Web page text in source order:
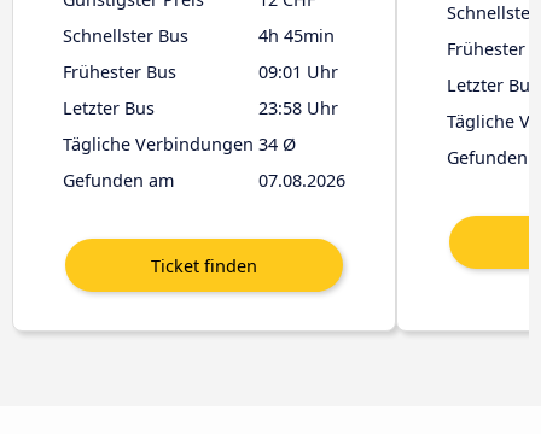
Schnellster Bus
4h 45min
Frühester Bus
09:01 Uhr
Letzter Bus
23:58 Uhr
Tägliche Verbindungen 34 Ø
Gefunden am
07.08.2026
Schnellster
Frühester
Letzter Bus
Tägliche
Gefunden